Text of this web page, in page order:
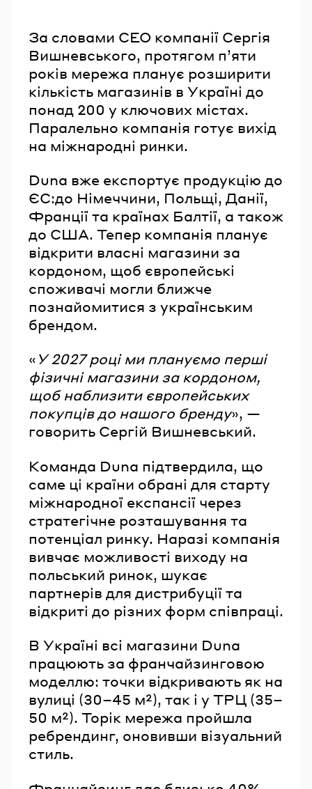
За словами CEO компанії Сергія
Вишневського, протягом п’яти
років мережа планує розширити
кількість магазинів в Україні до
понад 200 у ключових містах.
Паралельно компанія готує вихід
на міжнародні ринки.
Duna вже експортує продукцію до
ЄС:до Німеччини, Польщі, Данії,
Франції та країнах Балтії, а також
до США. Тепер компанія планує
відкрити власні магазини за
кордоном, щоб європейські
споживачі могли ближче
познайомитися з українським
брендом.
«У 2027 році ми плануємо перші
фізичні магазини за кордоном,
щоб наблизити європейських
покупців до нашого бренду», —
говорить Сергій Вишневський.
Команда Duna підтвердила, що
саме ці країни обрані для старту
міжнародної експансії через
стратегічне розташування та
потенціал ринку. Наразі компанія
вивчає можливості виходу на
польський ринок, шукає
партнерів для дистрибуції та
відкриті до різних форм співпраці.
В Україні всі магазини Duna
працюють за франчайзинговою
моделлю: точки відкривають як на
вулиці (30–45 м²), так і у ТРЦ (35–
50 м²). Торік мережа пройшла
ребрендинг, оновивши візуальний
стиль.